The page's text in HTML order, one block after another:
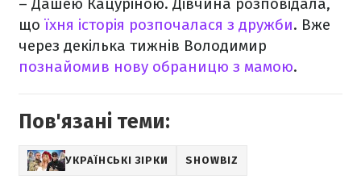
що їхня історія розпочалася з дружби. Вже
через декілька тижнів Володимир
познайомив нову обраницю з мамою.
Пов'язані теми:
УКРАЇНСЬКІ ЗІРКИ SHOWBIZ